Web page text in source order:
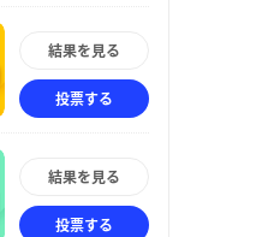
結果を見る
投票する
結果を見る
投票する